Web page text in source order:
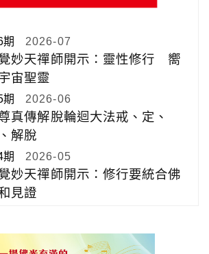
期 2026-07
妙天禪師開示：靈性修行 嚮
宙聖靈
期 2026-06
真傳解脫輪迴大法戒、定、
解脫
期 2026-05
妙天禪師開示：修行要統合佛
見證